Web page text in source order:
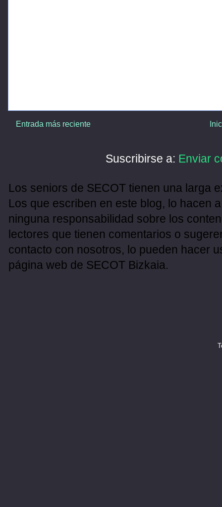
Entrada más reciente
Suscribirse a: Enviar
Los seniors de SECOT tienen una larga
Los que escriben en este blog, lo hacen
ninguna responsabilidad sobre los
lectores que tienen comentarios o
contacto con nosotros, lo pueden hacer
página web de SECOT Bizkaia.